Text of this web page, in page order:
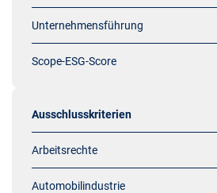
Unternehmensführung
Scope-ESG-Score
Ausschlusskriterien
Arbeitsrechte
Automobilindustrie